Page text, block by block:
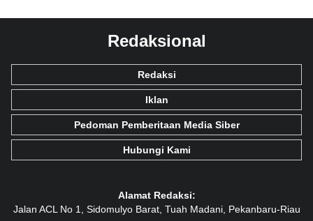
Redaksional
Redaksi
Iklan
Pedoman Pemberitaan Media Siber
Hubungi Kami
Alamat Redaksi:
Jalan ACL No 1, Sidomulyo Barat, Tuah Madani, Pekanbaru-Riau